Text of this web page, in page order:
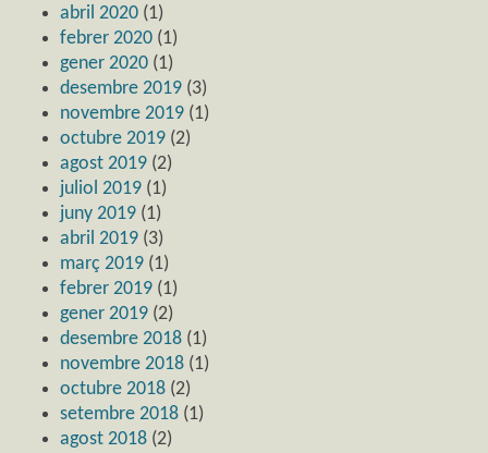
abril 2020 (1)
febrer 2020 (1)
gener 2020 (1)
desembre 2019 (3)
novembre 2019 (1)
octubre 2019 (2)
agost 2019 (2)
juliol 2019 (1)
juny 2019 (1)
abril 2019 (3)
març 2019 (1)
febrer 2019 (1)
gener 2019 (2)
desembre 2018 (1)
novembre 2018 (1)
octubre 2018 (2)
setembre 2018 (1)
agost 2018 (2)